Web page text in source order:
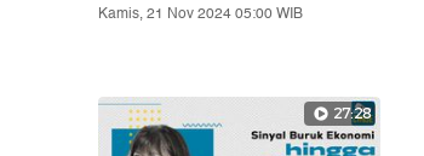
Kamis, 21 Nov 2024 05:00 WIB
27:28